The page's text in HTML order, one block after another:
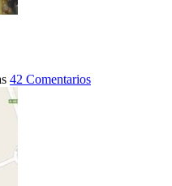
42 Comentarios